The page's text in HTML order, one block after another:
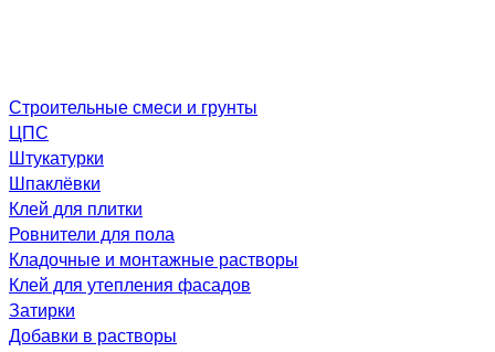
Строительные смеси и грунты
ЦПС
Штукатурки
Шпаклёвки
Клей для плитки
Ровнители для пола
Кладочные и монтажные растворы
Клей для утепления фасадов
Затирки
Добавки в растворы